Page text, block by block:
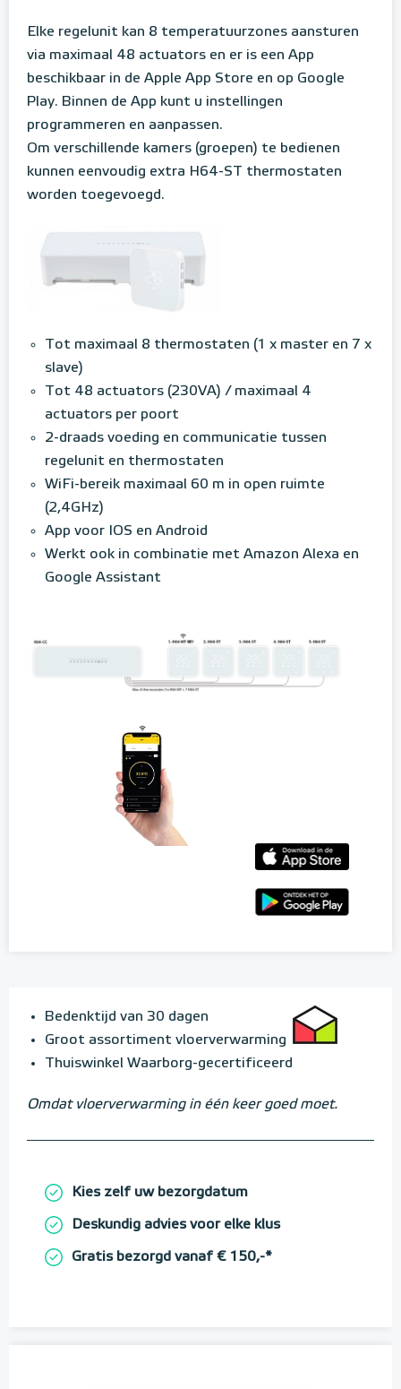
Elke regelunit kan 8 temperatuurzones aansturen
via maximaal 48 actuators en er is een App
beschikbaar in de Apple App Store en op Google
Play. Binnen de App kunt u instellingen
programmeren en aanpassen.
Om verschillende kamers (groepen) te bedienen
kunnen eenvoudig extra H64-ST thermostaten
worden toegevoegd.
Tot maximaal 8 thermostaten (1 x master en 7 x
slave)
Tot 48 actuators (230VA) / maximaal 4
actuators per poort
2-draads voeding en communicatie tussen
regelunit en thermostaten
WiFi-bereik maximaal 60 m in open ruimte
(2,4GHz)
App voor IOS en Android
Werkt ook in combinatie met Amazon Alexa en
Google Assistant
Bedenktijd van 30 dagen
Groot assortiment vloerverwarming
Thuiswinkel Waarborg-gecertificeerd
Omdat vloerverwarming in één keer goed moet.
Kies zelf uw bezorgdatum
Deskundig advies voor elke klus
Gratis bezorgd vanaf € 150,-*